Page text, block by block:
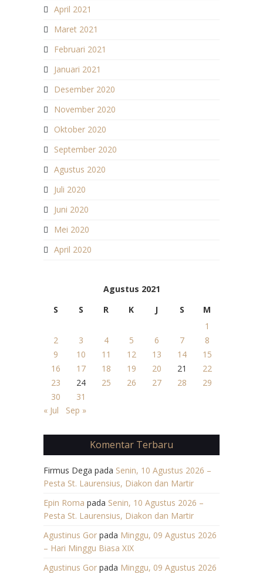
April 2021
Maret 2021
Februari 2021
Januari 2021
Desember 2020
November 2020
Oktober 2020
September 2020
Agustus 2020
Juli 2020
Juni 2020
Mei 2020
April 2020
Agustus 2021
S
S R K J S
M
1
2
3 4 5 6 7
8
9
10 11 12 13 14
15
16
17 18 19 20 21
22
23
24 25 26 27 28
29
30
31
« Jul
Sep »
Komentar Terbaru
Firmus Dega pada Senin, 10 Agustus 2026 –
Pesta St. Laurensius, Diakon dan Martir
Epin Roma pada Senin, 10 Agustus 2026 –
Pesta St. Laurensius, Diakon dan Martir
Agustinus Gor pada Minggu, 09 Agustus 2026
– Hari Minggu Biasa XIX
Agustinus Gor pada Minggu, 09 Agustus 2026